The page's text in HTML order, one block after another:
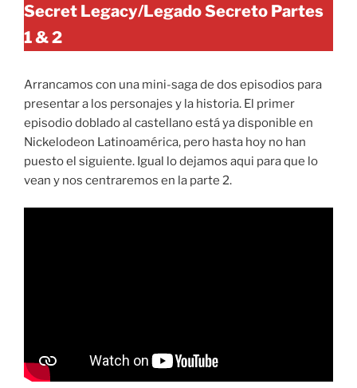
Secret Legacy/Legado Secreto Partes
1 & 2
Arrancamos con una mini-saga de dos episodios para
presentar a los personajes y la historia. El primer
episodio doblado al castellano está ya disponible en
Nickelodeon Latinoamérica, pero hasta hoy no han
puesto el siguiente. Igual lo dejamos aqui para que lo
vean y nos centraremos en la parte 2.